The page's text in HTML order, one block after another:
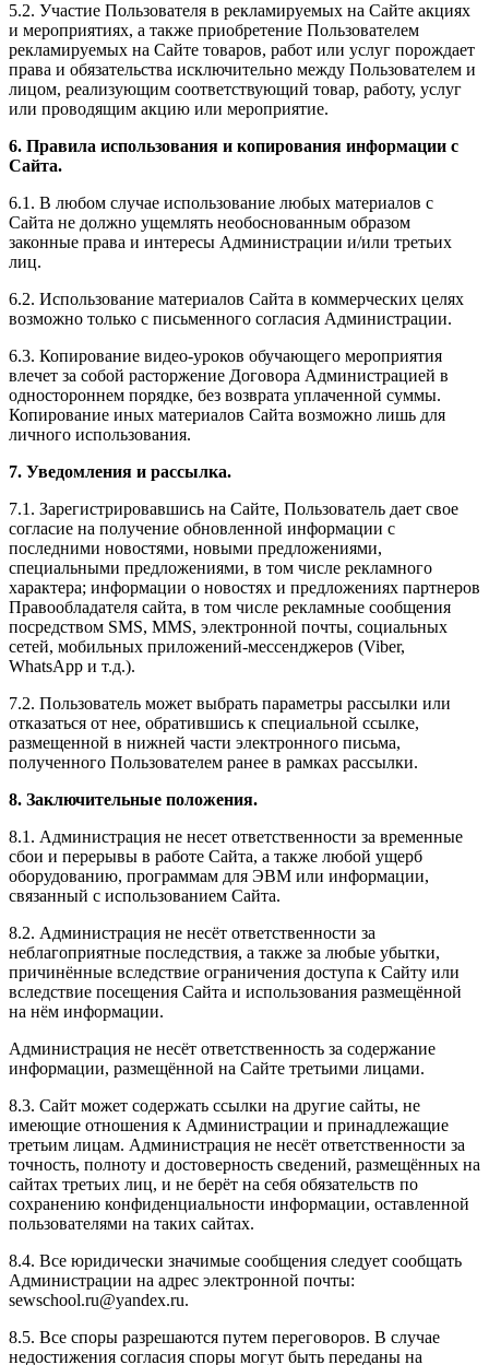
5.2. Участие Пользователя в рекламируемых на Сайте акциях
и мероприятиях, а также приобретение Пользователем
рекламируемых на Сайте товаров, работ или услуг порождает
права и обязательства исключительно между Пользователем и
лицом, реализующим соответствующий товар, работу, услуг
или проводящим акцию или мероприятие.
6. Правила использования и копирования информации с
Сайта.
6.1. В любом случае использование любых материалов с
Сайта не должно ущемлять необоснованным образом
законные права и интересы Администрации и/или третьих
лиц.
6.2. Использование материалов Сайта в коммерческих целях
возможно только с письменного согласия Администрации.
6.3. Копирование видео-уроков обучающего мероприятия
влечет за собой расторжение Договора Администрацией в
одностороннем порядке, без возврата уплаченной суммы.
Копирование иных материалов Сайта возможно лишь для
личного использования.
7. Уведомления и рассылка.
7.1. Зарегистрировавшись на Сайте, Пользователь дает свое
согласие на получение обновленной информации с
последними новостями, новыми предложениями,
специальными предложениями, в том числе рекламного
характера; информации о новостях и предложениях партнеров
Правообладателя сайта, в том числе рекламные сообщения
посредством SMS, MMS, электронной почты, социальных
сетей, мобильных приложений-мессенджеров (Viber,
WhatsApp и т.д.).
7.2. Пользователь может выбрать параметры рассылки или
отказаться от нее, обратившись к специальной ссылке,
размещенной в нижней части электронного письма,
полученного Пользователем ранее в рамках рассылки.
8. Заключительные положения.
8.1. Администрация не несет ответственности за временные
сбои и перерывы в работе Сайта, а также любой ущерб
оборудованию, программам для ЭВМ или информации,
связанный с использованием Сайта.
8.2. Администрация не несёт ответственности за
неблагоприятные последствия, а также за любые убытки,
причинённые вследствие ограничения доступа к Сайту или
вследствие посещения Сайта и использования размещённой
на нём информации.
Администрация не несёт ответственность за содержание
информации, размещённой на Сайте третьими лицами.
8.3. Сайт может содержать ссылки на другие сайты, не
имеющие отношения к Администрации и принадлежащие
третьим лицам. Администрация не несёт ответственности за
точность, полноту и достоверность сведений, размещённых на
сайтах третьих лиц, и не берёт на себя обязательств по
сохранению конфиденциальности информации, оставленной
пользователями на таких сайтах.
8.4. Все юридически значимые сообщения следует сообщать
Администрации на адрес электронной почты:
sewschool.ru@yandex.ru.
8.5. Все споры разрешаются путем переговоров. В случае
недостижения согласия споры могут быть переданы на